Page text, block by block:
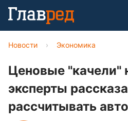
Новости › Экономика
Ценовые "качели"
эксперты
рассчитывать